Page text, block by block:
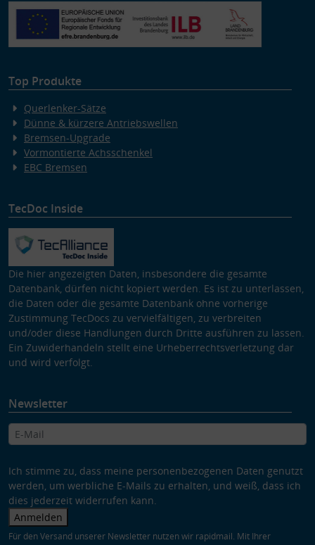
Top Produkte
Querlenker-Sätze
Dünne & kürzere Antriebswellen
Bremsen-Upgrade
Vormontierte Achsschenkel
EBC Bremsen
TecDoc Inside
Die hier angezeigten Daten, insbesondere die gesamte
Datenbank, dürfen nicht kopiert werden. Es ist zu unterlassen,
die Daten oder die gesamte Datenbank ohne vorherige
Zustimmung TecDocs zu vervielfältigen, zu verbreiten
und/oder diese Handlungen durch Dritte ausführen zu lassen.
Ein Zuwiderhandeln stellt eine Urheberrechtsverletzung dar
und wird verfolgt.
Newsletter
Ich stimme zu, dass meine personenbezogenen Daten genutzt
werden, um werbliche E-Mails zu erhalten, und weiß, dass ich
dies jederzeit widerrufen kann.
Anmelden
Für den Versand unserer Newsletter nutzen wir rapidmail. Mit Ihrer